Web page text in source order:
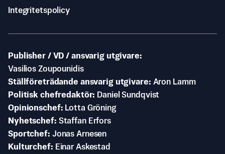
Integritetspolicy
Publisher / VD / ansvarig utgivare
Vasilios Zoupounidis
Ställföreträdande ansvarig utgivare Aron Lamm
Politisk chefredaktör
Daniel Sundqvist
Opinionschef
Lotta Gröning
Nyhetschef Staffan Erfors
Sportchef Jonas Arnesen
Kulturchef
Einar Askestad